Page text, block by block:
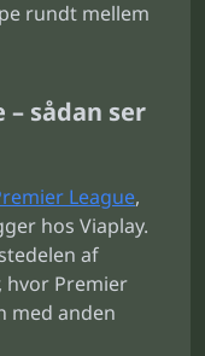
rundt mellem
sådan ser
League,
hos Viaplay.
af
hvor Premier
med anden